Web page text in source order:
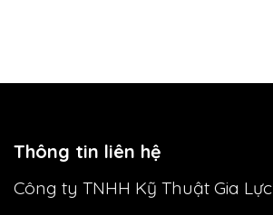
Thông tin liên hệ
Công ty TNHH Kỹ Thuật Gia Lực